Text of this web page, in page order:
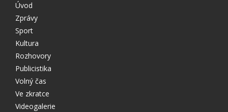
Úvod
Zprávy
Sport
Kultura
Rozhovory
Publicistika
Volný čas
Ve zkratce
Videogalerie